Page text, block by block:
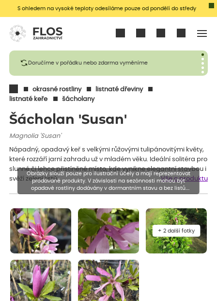
S ohledem na vysoké teploty odesíláme pouze od pondělí do středy
Doručíme v pořádku nebo zdarma vyměníme
okrasné rostliny
listnaté dřeviny
listnaté keře
šácholany
Šácholan 'Susan'
Magnolia 'Susan'
Nápadný, opadavý keř s velkými růžovými tulipánovitými květy,
které rozzáří jarní zahradu už v mladém věku. Ideální solitéra pro
slunné či lehce přistíněné místo, kde vynikne elegantní stavbou i
svěží zelení listů.
Vše o produktu
Obrázky slouží pouze pro ilustrační účely a mají reprezentovat
prodávané produkty. V závislosti na sezónnosti mohou být
opadavé rostliny dodávány v dormantním stavu a bez listů.
Rostliny mohou být také sestřiženy níže, než je uvedená výška,
+ 2 další fotky